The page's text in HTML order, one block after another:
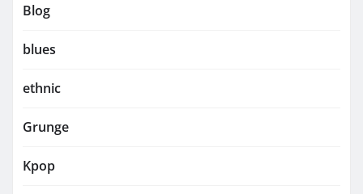
Blog
blues
ethnic
Grunge
Kpop